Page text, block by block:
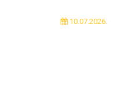
10.07.2026.